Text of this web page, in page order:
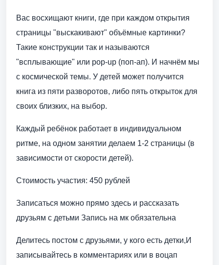
Вас восхищают книги, где при каждом открытия
страницы "выскакивают" объёмные картинки?
Такие конструкции так и называются
"всплывающие" или pop-up (поп-ап). И начнём мы
с космической темы. У детей может получится
книга из пяти разворотов, либо пять открыток для
своих близких, на выбор.
Каждый ребёнок работает в индивидуальном
ритме, на одном занятии делаем 1-2 страницы (в
зависимости от скорости детей).
Стоимость участия: 450 рублей
Записаться можно прямо здесь и рассказать
друзьям с детьми Запись на мк обязательна
Делитесь постом с друзьями, у кого есть детки,И
записывайтесь в комментариях или в воцап